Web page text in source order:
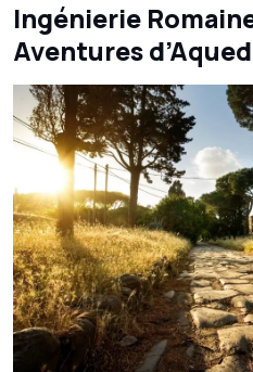
Ingénierie
Aventures